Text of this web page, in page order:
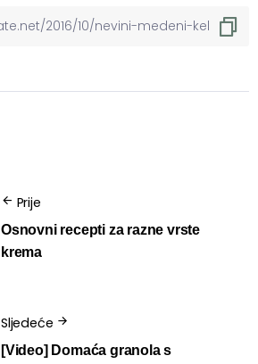
Prije
Osnovni recepti za razne vrste
krema
Sljedeće
[Video] Domaća granola s